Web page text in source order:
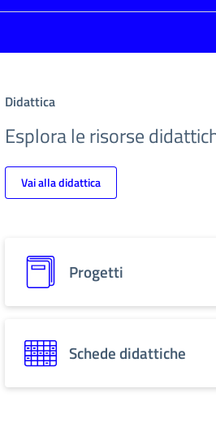
Didattica
Esplora le risorse
Vai alla didattica
Progetti
Schede didattiche